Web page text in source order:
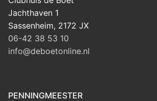
Jachthaven 1
Sassenheim, 2172 JX
06-42 38 53 10
info@deboetonline.nl
PENNINGMEESTER